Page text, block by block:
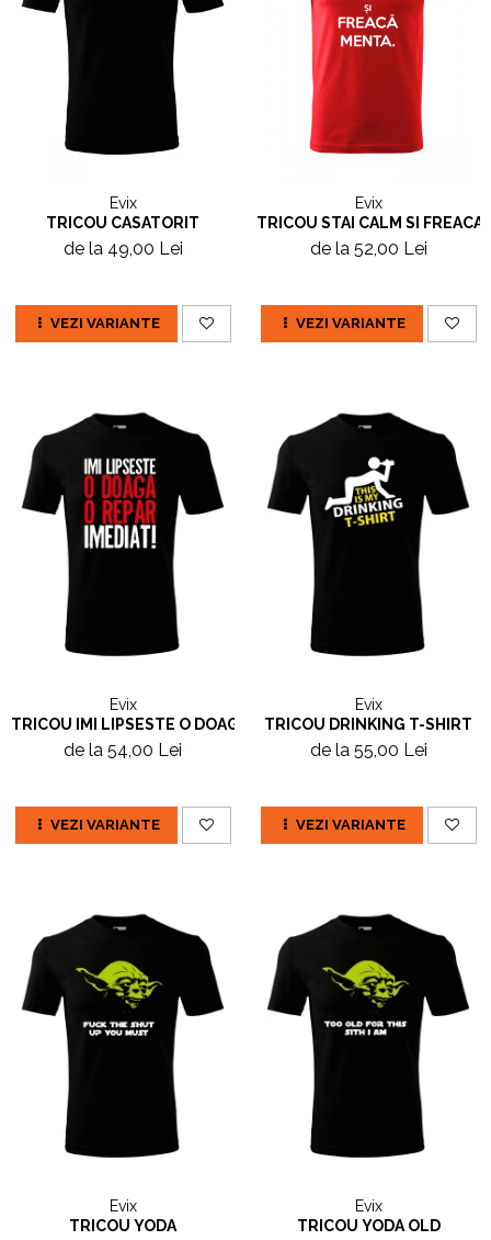
Evix
TRICOU CASATORIT
de la 49,00 Lei
VEZI VARIANTE
Evix
TRICOU STAI CALM SI FREACA
de la 52,00 Lei
VEZI VARIANTE
Evix
TRICOU IMI LIPSESTE O DOAGA
de la 54,00 Lei
VEZI VARIANTE
Evix
TRICOU DRINKING T-SHIRT
de la 55,00 Lei
VEZI VARIANTE
Evix
TRICOU YODA
Evix
TRICOU YODA OLD